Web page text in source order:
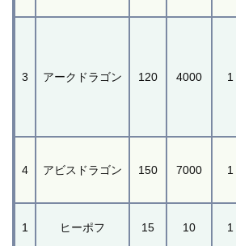
3 アークドラゴン 120 4000 1
4 アビスドラゴン 150 7000 1
1 ヒーポフ 15 10 1